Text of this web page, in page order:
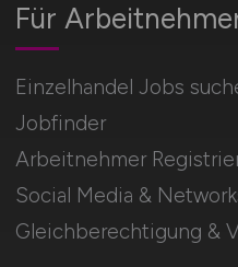
Für
Einzelhandel Jobs
Jobfinder
Arbeitnehmer
Social Media &
Gleichberechtigung &